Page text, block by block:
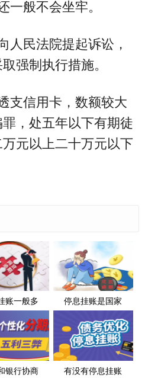
一般不会坐牢。
人民法院提起诉讼，
强制执行措施。
支信用卡，数额较大
，处五年以下有期徒
元以上二十万元以下
账一般多 停息挂账是国家
银行协商 有没有停息挂账